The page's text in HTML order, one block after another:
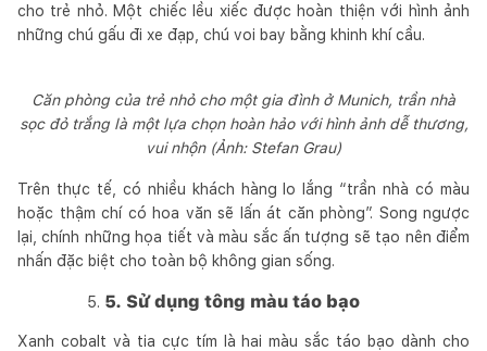
cho trẻ nhỏ. Một chiếc lều xiếc được hoàn thiện với hình ảnh
những chú gấu đi xe đạp, chú voi bay bằng khinh khí cầu.
Căn phòng của trẻ nhỏ cho một gia đình ở Munich, trần nhà
sọc đỏ trắng là một lựa chọn hoàn hảo với hình ảnh dễ thương,
vui nhộn (Ảnh: Stefan Grau)
Trên thực tế, có nhiều khách hàng lo lắng “trần nhà có màu
hoặc thậm chí có hoa văn sẽ lấn át căn phòng”. Song ngược
lại, chính những họa tiết và màu sắc ấn tượng sẽ tạo nên điểm
nhấn đặc biệt cho toàn bộ không gian sống.
5. Sử dụng tông màu táo bạo
Xanh cobalt và tia cực tím là hai màu sắc táo bạo dành cho